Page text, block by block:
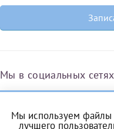
Мы в социальных сетях
Вконтакте Одноклассники
Мы используем файлы
лучшего